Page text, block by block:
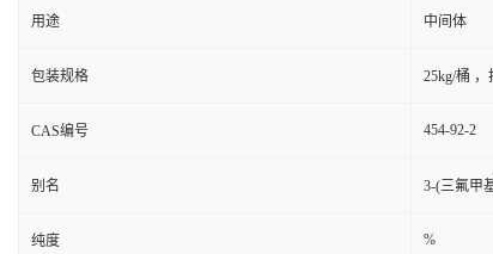
用途 中间体
包装规格 25kg/桶
CAS编号 454-92-2
别名 3-(三氟甲
纯度 %